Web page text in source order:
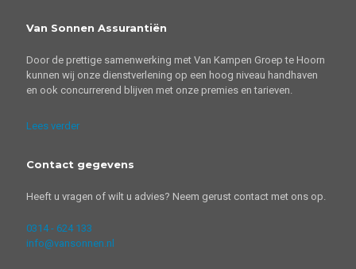
Van Sonnen Assurantiën
Door de prettige samenwerking met Van Kampen Groep te Hoorn
kunnen wij onze dienstverlening op een hoog niveau handhaven
en ook concurrerend blijven met onze premies en tarieven.
Lees verder
Contact gegevens
Heeft u vragen of wilt u advies? Neem gerust contact met ons op.
0314 - 624 133
info@vansonnen.nl